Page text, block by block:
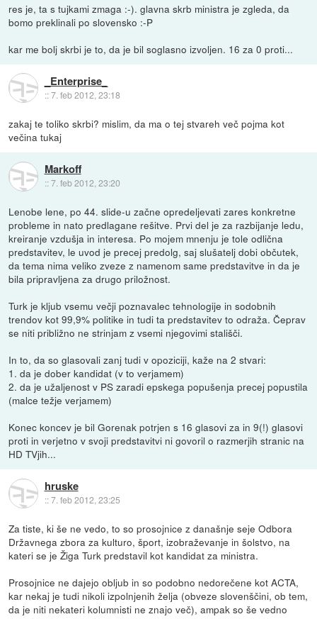
res je, ta s tujkami zmaga :-). glavna skrb ministra je zgleda, da
bomo preklinali po slovensko :-P
kar me bolj skrbi je to, da je bil soglasno izvoljen. 16 za 0 proti...
_Enterprise_
::7. feb 2012, 23:18
zakaj te toliko skrbi? mislim, da ma o tej stvareh več pojma kot
večina tukaj
Markoff
::7. feb 2012, 23:20
Lenobe lene, po 44. slide-u začne opredeljevati zares konkretne
probleme in nato predlagane rešitve. Prvi del je za razbijanje ledu,
kreiranje vzdušja in interesa. Po mojem mnenju je tole odlična
predstavitev, le uvod je precej predolg, saj slušatelj dobi občutek,
da tema nima veliko zveze z namenom same predstavitve in da je
bila pripravljena za drugo priložnost.
Turk je kljub vsemu večji poznavalec tehnologije in sodobnih
trendov kot 99,9% politike in tudi ta predstavitev to odraža. Čeprav
se niti približno ne strinjam z vsemi njegovimi stališči.
In to, da so glasovali zanj tudi v opoziciji, kaže na 2 stvari:
1. da je dober kandidat (v to verjamem)
2. da je užaljenost v PS zaradi epskega popušenja precej popustila
(malce težje verjamem)
Konec koncev je bil Gorenak potrjen s 16 glasovi za in 9(!) glasovi
proti in verjetno v svoji predstavitvi ni govoril o razmerjih stranic na
HD TVjih...
hruske
::7. feb 2012, 23:25
Za tiste, ki še ne vedo, to so prosojnice z današnje seje Odbora
Državnega zbora za kulturo, šport, izobraževanje in šolstvo, na
kateri se je Žiga Turk predstavil kot kandidat za ministra.
Prosojnice ne dajejo obljub in so podobno nedorečene kot ACTA,
kar nekaj je tudi nikoli izpolnjenih želja (obveze slovenščini, ob tem,
da je niti nekateri kolumnisti ne znajo več), ampak so še vedno